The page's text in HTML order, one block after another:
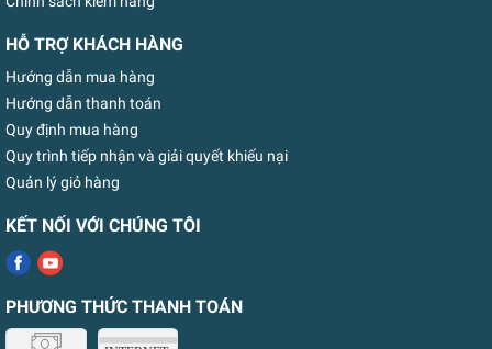
HỖ TRỢ KHÁCH HÀNG
Hướng dẫn mua hàng
Hướng dẫn thanh toán
Quy định mua hàng
Quy trình tiếp nhận và giải quyết khiếu nại
Quản lý giỏ hàng
KẾT NỐI VỚI CHÚNG TÔI
PHƯƠNG THỨC THANH TOÁN